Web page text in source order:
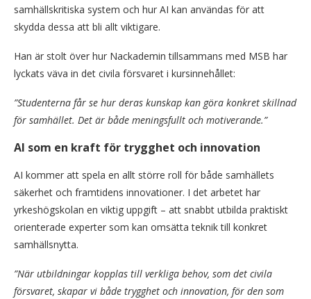
samhällskritiska system och hur AI kan användas för att
skydda dessa att bli allt viktigare.
Han är stolt över hur Nackademin tillsammans med MSB har
lyckats väva in det civila försvaret i kursinnehållet:
”Studenterna får se hur deras kunskap kan göra konkret skillnad
för samhället. Det är både meningsfullt och motiverande.”
AI som en kraft för trygghet och innovation
AI kommer att spela en allt större roll för både samhällets
säkerhet och framtidens innovationer. I det arbetet har
yrkeshögskolan en viktig uppgift – att snabbt utbilda praktiskt
orienterade experter som kan omsätta teknik till konkret
samhällsnytta.
”När utbildningar kopplas till verkliga behov, som det civila
försvaret, skapar vi både trygghet och innovation, för den som